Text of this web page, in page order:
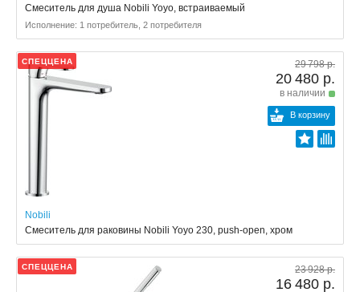
Смеситель для душа Nobili Yoyo, встраиваемый
Исполнение: 1 потребитель, 2 потребителя
СПЕЦЦЕНА 29 798 р.
20 480 р.
в наличии
В корзину
Nobili
Смеситель для раковины Nobili Yoyo 230, push-open, хром
СПЕЦЦЕНА 23 928 р.
16 480 р.